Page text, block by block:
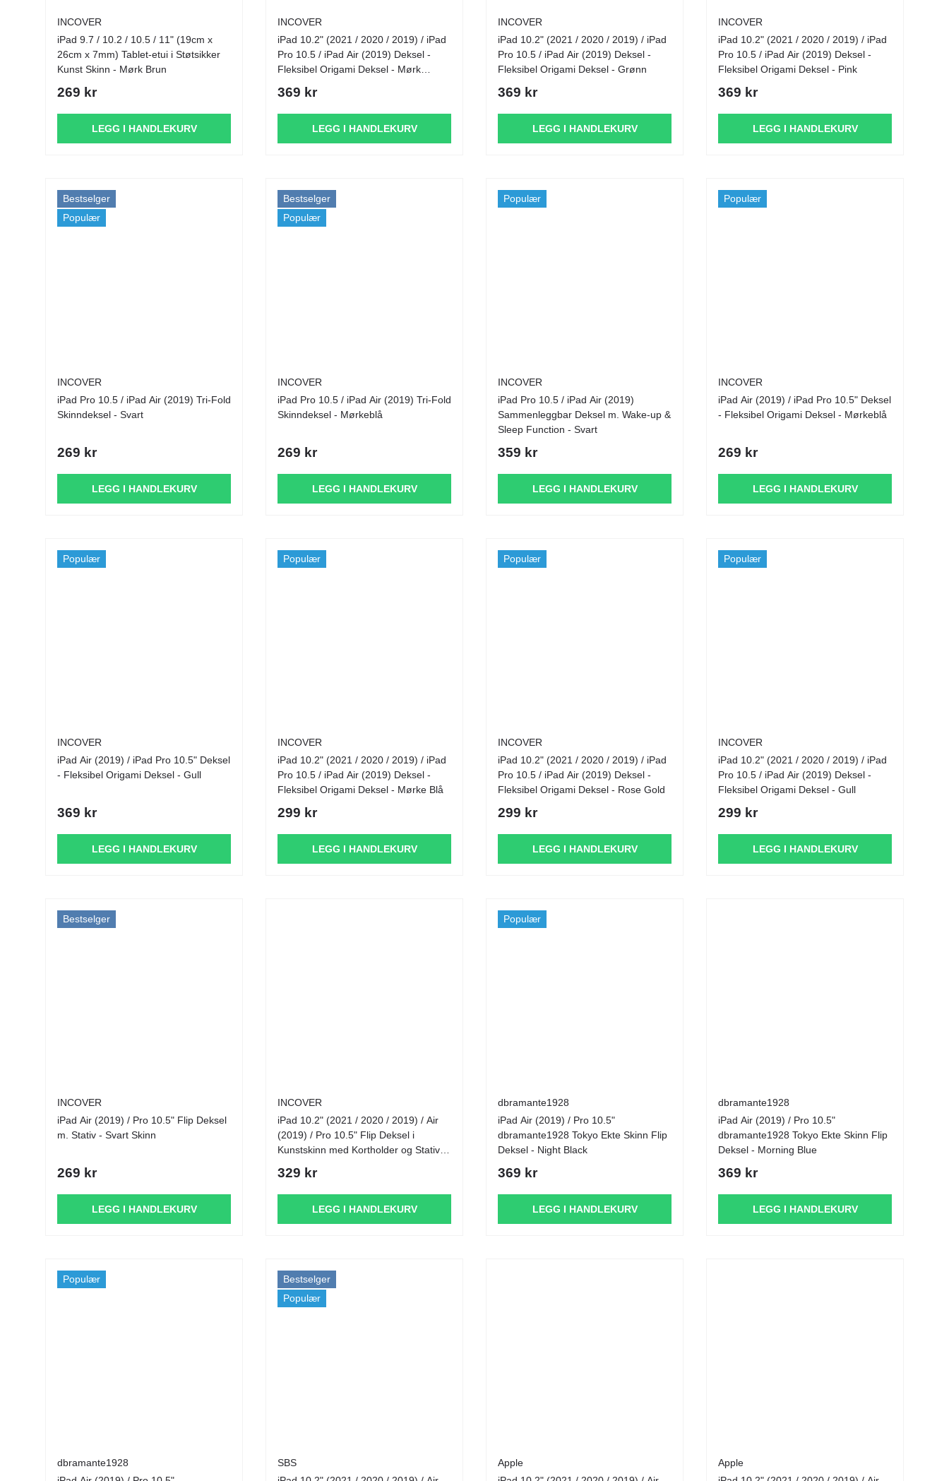
INCOVER
iPad 9.7 / 10.2 / 10.5 / 11" (19cm x
26cm x 7mm) Tablet-etui i Støtsikker
Kunst Skinn - Mørk Brun
269 kr
LEGG I HANDLEKURV
INCOVER
iPad 10.2" (2021 / 2020 / 2019) / iPad
Pro 10.5 / iPad Air (2019) Deksel -
Fleksibel Origami Deksel - Mørk
369 kr
LEGG I HANDLEKURV
INCOVER
iPad 10.2" (2021 / 2020 / 2019) / iPad
Pro 10.5 / iPad Air (2019) Deksel -
Fleksibel Origami Deksel - Grønn
369 kr
LEGG I HANDLEKURV
INCOVER
iPad 10.2" (2021 / 2020 / 2019) / iPad
Pro 10.5 / iPad Air (2019) Deksel -
Fleksibel Origami Deksel - Pink
369 kr
LEGG I HANDLEKURV
Bestselger
Populær
INCOVER
iPad Pro 10.5 / iPad Air (2019) Tri-Fold
Skinndeksel - Svart
269 kr
LEGG I HANDLEKURV
Bestselger
Populær
INCOVER
iPad Pro 10.5 / iPad Air (2019) Tri-Fold
Skinndeksel - Mørkeblå
269 kr
LEGG I HANDLEKURV
Populær
INCOVER
iPad Pro 10.5 / iPad Air (2019)
Sammenleggbar Deksel m. Wake-up &
Sleep Function - Svart
359 kr
LEGG I HANDLEKURV
Populær
INCOVER
iPad Air (2019) / iPad Pro 10.5" Deksel
- Fleksibel Origami Deksel - Mørkeblå
269 kr
LEGG I HANDLEKURV
Populær
INCOVER
iPad Air (2019) / iPad Pro 10.5" Deksel
- Fleksibel Origami Deksel - Gull
369 kr
LEGG I HANDLEKURV
Populær
INCOVER
iPad 10.2" (2021 / 2020 / 2019) / iPad
Pro 10.5 / iPad Air (2019) Deksel -
Fleksibel Origami Deksel - Mørke Blå
299 kr
LEGG I HANDLEKURV
Populær
INCOVER
iPad 10.2" (2021 / 2020 / 2019) / iPad
Pro 10.5 / iPad Air (2019) Deksel -
Fleksibel Origami Deksel - Rose Gold
299 kr
LEGG I HANDLEKURV
Populær
INCOVER
iPad 10.2" (2021 / 2020 / 2019) / iPad
Pro 10.5 / iPad Air (2019) Deksel -
Fleksibel Origami Deksel - Gull
299 kr
LEGG I HANDLEKURV
Bestselger
INCOVER
iPad Air (2019) / Pro 10.5" Flip Deksel
m. Stativ - Svart Skinn
269 kr
LEGG I HANDLEKURV
INCOVER
iPad 10.2" (2021 / 2020 / 2019) / Air
(2019) / Pro 10.5" Flip Deksel i
Kunstskinn med Kortholder og Stativ -
329 kr
LEGG I HANDLEKURV
Populær
dbramante1928
iPad Air (2019) / Pro 10.5"
dbramante1928 Tokyo Ekte Skinn Flip
Deksel - Night Black
369 kr
LEGG I HANDLEKURV
dbramante1928
iPad Air (2019) / Pro 10.5"
dbramante1928 Tokyo Ekte Skinn Flip
Deksel - Morning Blue
369 kr
LEGG I HANDLEKURV
Populær
dbramante1928
Bestselger
Populær
SBS
Apple
Apple